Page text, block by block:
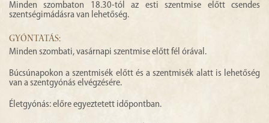
Minden szombaton 18.30-tól az esti szentmise előtt csendes
szentségimádásra van lehetőség.
GYÓNTATÁS:
Minden szombati, vasárnapi szentmise előtt fél órával.
Búcsúnapokon a szentmisék előtt és a szentmisék alatt is lehetőség
van a szentgyónás elvégzésére.
Életgyónás: előre egyeztetett időpontban.